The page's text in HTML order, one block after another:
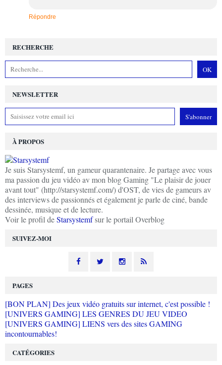
Répondre
NEWSLETTER
SUIVEZ-MOI
RECHERCHE
À PROPOS
Je suis Starsystemf, un gameur quarantenaire. Je partage avec vous
ma passion du jeu vidéo av mon blog Gaming "Le plaisir de jouer
avant tout" (http://starsystemf.com/) d'OST, de vies de gameurs av
des interviews de passionnés et également je parle de ciné, bande
dessinée, musique et de lecture.
Voir le profil deStarsystemfsur le portail Overblog
PAGES
[BON PLAN] Des jeux vidéo gratuits sur internet, c'est possible !
[UNIVERS GAMING] LES GENRES DU JEU VIDEO
[UNIVERS GAMING] LIENS vers des sites GAMING
incontournables!
CATÉGORIES